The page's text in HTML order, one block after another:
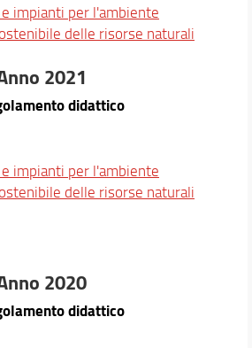
impianti per l'ambiente
delle risorse naturali
2021
didattico
impianti per l'ambiente
delle risorse naturali
2020
didattico